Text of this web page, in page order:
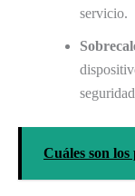
servicio.
Cuáles son